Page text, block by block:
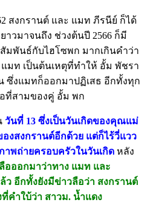
สงกรานต์ และ แมท ภีรนีย์ ก็ได้
วมาจนถึง ช่วงต้นปี 2566 ก็มี
พันธ์กับไฮโซพก มากเกินคำว่า
มท เป็นต้นเหตุที่ทำให้ อั้ม พัชรา
ซึ่งแมทก็ออกมาปฏิเสธ อีกทั้งทุก
ที่สามของคู่ อั้ม พก
วันที่ 13 ซึ่งเป็นวันเกิดของคุณแม่
งสงกรานต์อีกด้วย แต่ก็ไร้วี่แวว
พถ่ายครอบครัวในวันเกิด หลัง
อออกมาว่าทาง แมท และ
ว อีกทั้งยังมีข่าวลือว่า สงกรานต์
คำใบ้ว่า สาวม. น้ำแดง